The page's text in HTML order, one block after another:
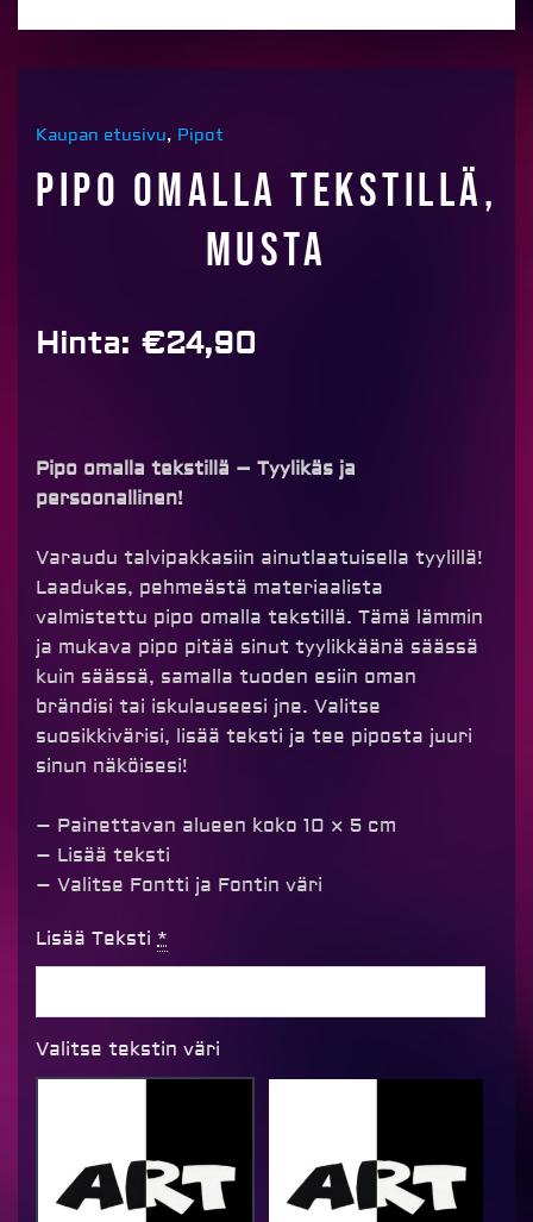
Kaupan etusivu, Pipot
Pipo omalla tekstillä,
musta
Hinta: €24,90
Pipo omalla tekstillä – Tyylikäs ja
persoonallinen!
Varaudu talvipakkasiin ainutlaatuisella tyylillä!
Laadukas, pehmeästä materiaalista
valmistettu pipo omalla tekstillä. Tämä lämmin
ja mukava pipo pitää sinut tyylikkäänä säässä
kuin säässä, samalla tuoden esiin oman
brändisi tai iskulauseesi jne. Valitse
suosikkivärisi, lisää teksti ja tee piposta juuri
sinun näköisesi!
– Painettavan alueen koko 10 × 5 cm
– Lisää teksti
– Valitse Fontti ja Fontin väri
Lisää Teksti *
Valitse tekstin väri
Pipo
omalla
määrä